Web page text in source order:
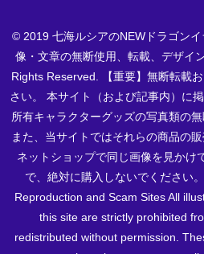
© 2019 七海ルシアのNEWドラゴン
像・文章の無断使用、転載、デザイ
Rights Reserved. 【重要】無断転載
さい。 本サイト（および記事内）に
所有キャラクターグッズの写真類の
また、当サイトではそれらの商品の
ネットショップで同じ画像を見かけ
で、絶対に購入しないでください
Reproduction and Scam Sites All
this site are strictly prohibited
redistributed without permission.